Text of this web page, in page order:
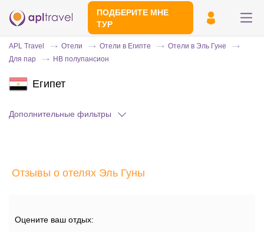
ПОДБЕРИТЕ МНЕ
ТУР
Эксперт свяжется с вами и сделает
APL Travel Отели Отели в Египте
Отели в Эль Гуне
Для пар
HB полупансион
Египет
Дополнительные фильтры
Отзывы о отелях Эль Гуны
Оцените ваш отдых: